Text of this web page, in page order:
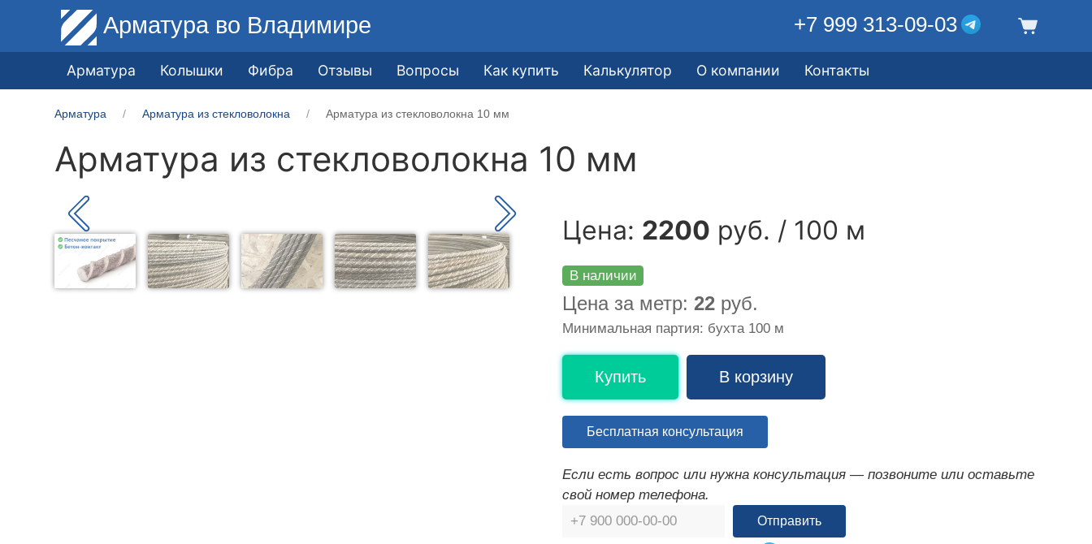
Арматура во Владимире +7 999 313-09-03
Арматура Колышки Фибра Отзывы Вопросы Как купить Калькулятор О компании Контакты
Арматура Арматура из стекловолокна Арматура из стекловолокна 10 мм
Арматура из стекловолокна 10 мм
Цена: 2200 руб. / 100 м
В наличии
Цена за метр: 22 руб.
Минимальная партия: бухта 100 м
Купить В корзину
Бесплатная консультация
Если есть вопрос или нужна консультация — позвоните или оставьте
свой номер телефона.
Отправить